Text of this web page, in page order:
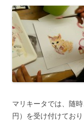
マリキータでは、随
円）を受け付けており